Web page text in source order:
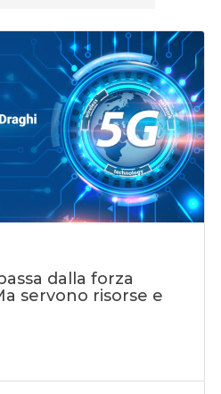
dalla forza
servono risorse e